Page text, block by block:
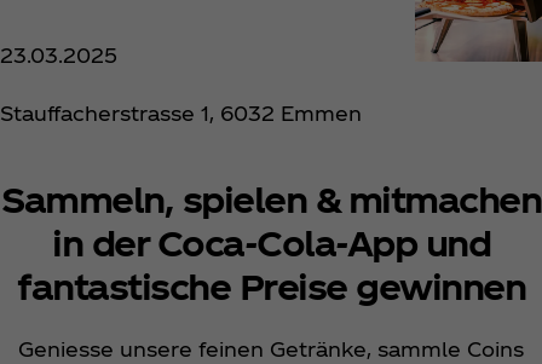
23.03.2025
Stauffacherstrasse 1, 6032 Emmen
Sammeln, spielen & mitmachen
in der Coca‑Cola-App und
fantastische Preise gewinnen
Geniesse unsere feinen Getränke, sammle Coins